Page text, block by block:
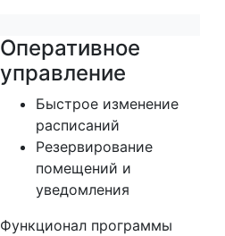
Оперативное
управление
Быстрое изменение
расписаний
Резервирование
помещений и
уведомления
Функционал программы